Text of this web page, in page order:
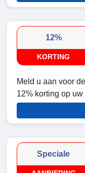
12%
KORTING
Meld u aan voor
12% korting op
Speciale